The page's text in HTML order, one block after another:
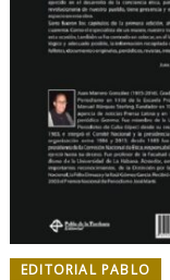
EDITORIAL PABLO